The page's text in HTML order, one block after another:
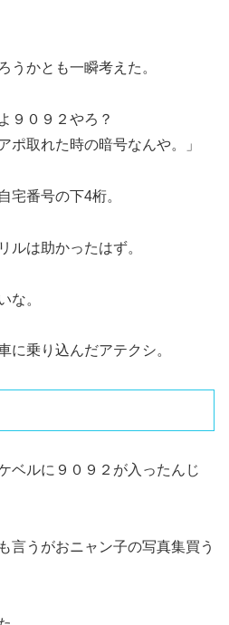
うかとも一瞬考えた。
９０９２やろ？
ポ取れた時の暗号なんや。」
宅番号の下4桁。
ルは助かったはず。
な。
に乗り込んだアテクシ。
ベルに９０９２が入ったんじ
言うがおニャン子の写真集買う